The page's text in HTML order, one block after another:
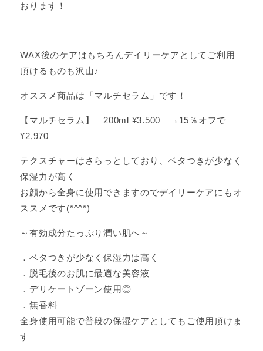
おります！
WAX後のケアはもちろんデイリーケアとしてご利用
頂けるものも沢山♪
オススメ商品は「マルチセラム」です！
【マルチセラム】 200ml ¥3.500 →15％オフで
¥2,970
テクスチャーはさらっとしており、ベタつきが少なく
保湿力が高く
お顔から全身に使用できますのでデイリーケアにもオ
ススメです(*^^*)
～有効成分たっぷり潤い肌へ～
．ベタつきが少なく保湿力は高く
．脱毛後のお肌に最適な美容液
．デリケートゾーン使用◎
．無香料
全身使用可能で普段の保湿ケアとしてもご使用頂けま
す